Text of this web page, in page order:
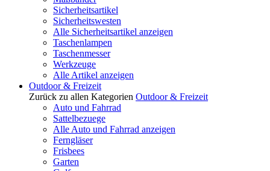
Sicherheitsartikel
Sicherheitswesten
Alle Sicherheitsartikel anzeigen
Taschenlampen
Taschenmesser
Werkzeuge
Alle Artikel anzeigen
Outdoor & Freizeit
Zurück zu allen Kategorien Outdoor & Freizeit
Auto und Fahrrad
Sattelbezuege
Alle Auto und Fahrrad anzeigen
Ferngläser
Frisbees
Garten